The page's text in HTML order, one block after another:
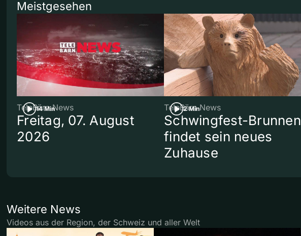
Meistgesehen
14 Min
TeleBärn News
Freitag, 07. August
2026
2 Min
TeleBärn News
Schwingfest-Brunnen
findet sein neues
Zuhause
Weitere News
Videos aus der Region, der Schweiz und aller Welt